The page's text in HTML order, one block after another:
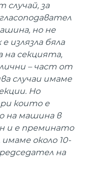
случай, за
но не
излязла бяла
на секцията,
– част от
случаи имаме
Но
които е
на машина в
и е преминато
около 10-
на